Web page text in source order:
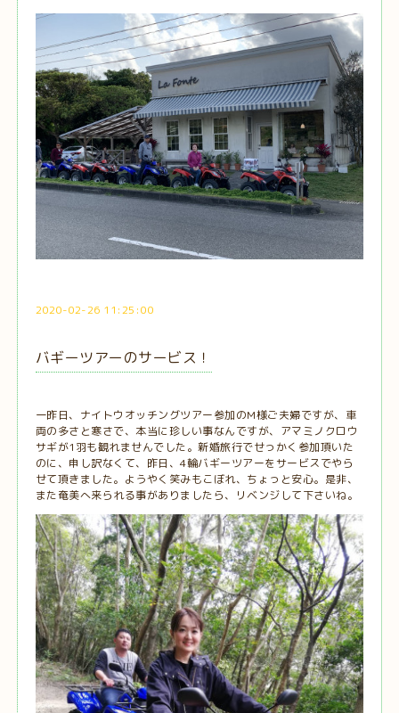
2020-02-26 11:25:00
バギーツアーのサービス！
一昨日、ナイトウオッチングツアー参加のM様ご夫婦ですが、車
両の多さと寒さで、本当に珍しい事なんですが、アマミノクロウ
サギが1羽も観れませんでした。新婚旅行でせっかく参加頂いた
のに、申し訳なくて、昨日、4輪バギーツアーをサービスでやら
せて頂きました。ようやく笑みもこぼれ、ちょっと安心。是非、
また奄美へ来られる事がありましたら、リベンジして下さいね。